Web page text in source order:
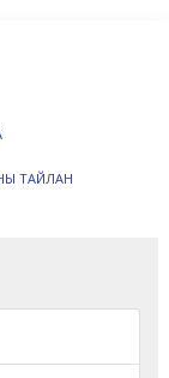
ТАЙЛАН